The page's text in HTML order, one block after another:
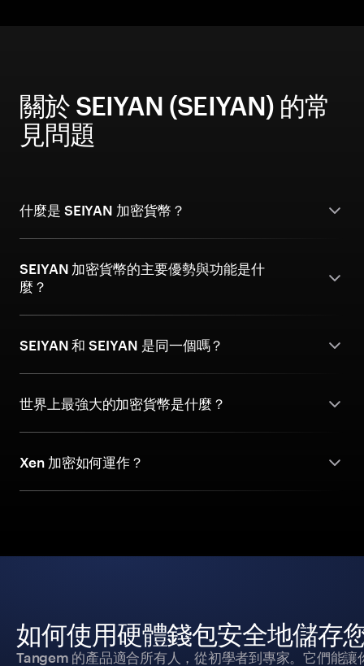
關於 SEIYAN (SEIYAN) 的常
見問題
什麼是 SEIYAN 加密貨幣？
SEIYAN 加密貨幣的主要優勢與功能是什
麼？
SEIYAN 和 SEIYAN 是同一個嗎？
世界上最強大的加密貨幣是什麼？
Xen 加密如何運作？
如何使用硬體錢包安全地儲存
Tangem 的產品適合所有人，從初學者到專家。它們能